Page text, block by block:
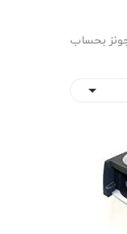
۲۰۰۸ بخشی از میانگین صنعتی داو جونز بحساب
